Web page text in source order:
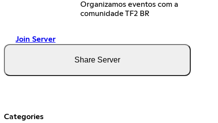
Organizamos eventos com a
comunidade TF2 BR
Join Server
Share Server
Categories